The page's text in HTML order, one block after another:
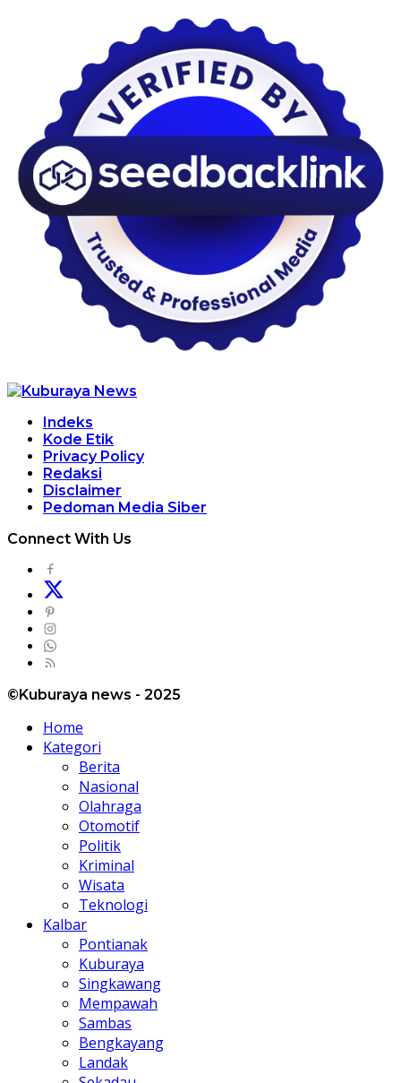
Indeks
Kode Etik
Privacy Policy
Redaksi
Disclaimer
Pedoman Media Siber
Connect With Us
©Kuburaya news - 2025
Home
Kategori
Berita
Nasional
Olahraga
Otomotif
Politik
Kriminal
Wisata
Teknologi
Kalbar
Pontianak
Kuburaya
Singkawang
Mempawah
Sambas
Bengkayang
Landak